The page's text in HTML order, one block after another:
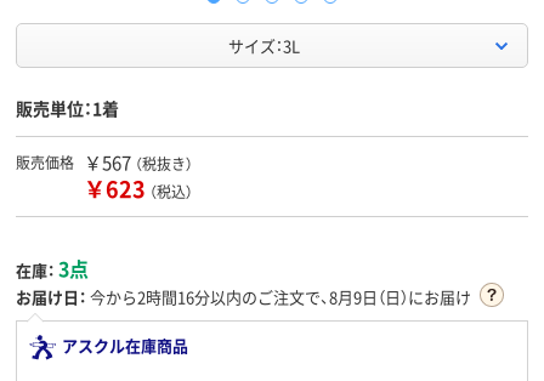
サイズ：3L
販売単位：1着
販売価格 ￥567 （税抜き）
￥623 （税込）
在庫： 3点
お届け日： 今から2時間16分以内のご注文で、8月9日（日）にお届け
アスクル在庫商品